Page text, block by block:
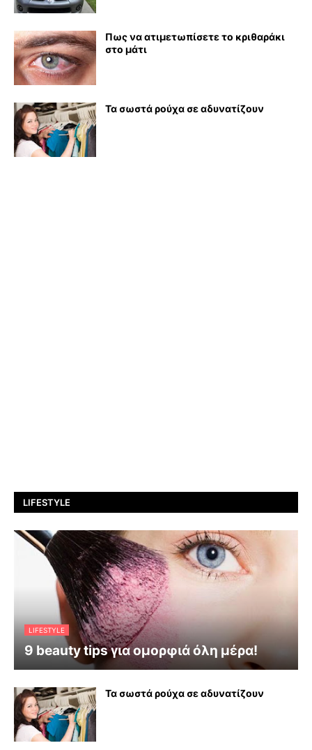
Πως να ατιμετωπίσετε το κριθαράκι
στο μάτι
Τα σωστά ρούχα σε αδυνατίζουν
LIFESTYLE
LIFESTYLE
9 beauty tips για ομορφιά όλη μέρα!
Τα σωστά ρούχα σε αδυνατίζουν